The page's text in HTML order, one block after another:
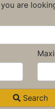
are
Search